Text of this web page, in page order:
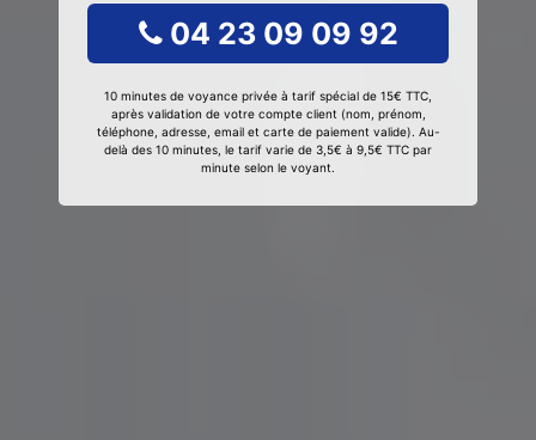
04 23 09 09 92
10 minutes de voyance privée à tarif spécial de 15€ TTC,
après validation de votre compte client (nom, prénom,
téléphone, adresse, email et carte de paiement valide). Au-
delà des 10 minutes, le tarif varie de 3,5€ à 9,5€ TTC par
minute selon le voyant.